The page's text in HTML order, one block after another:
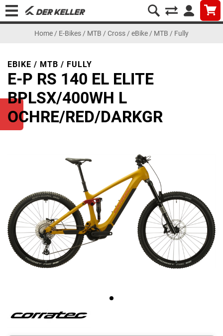
Home / E-Bikes / MTB / Cross / eBike / MTB / Fully
EBIKE / MTB / FULLY
E-P RS 140 EL ELITE
BPLSX/400WH L
OCHRE/RED/DARKGR